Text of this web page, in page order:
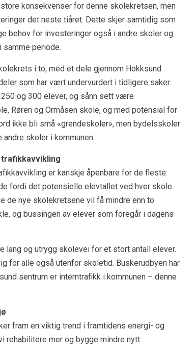
konsekvenser for denne skolekretsen, men
det neste tiåret. Dette skjer samtidig som
behov for investeringer også i andre skoler og
samme periode.
i to, med et dele gjennom Hokksund
som har vært undervurdert i tidligere saker.
og 300 elever, og sånn sett være
Røren og Ormåsen skole, og med potensial for
ikke bli små «grendeskoler», men bydelsskoler
skoler i kommunen.
er kanskje åpenbare for de fleste:
fordi det potensielle elevtallet ved hver skole
de nye skolekretsene vil få mindre enn to
og bussingen av elever som foregår i dagens
og utrygg skolevei for et stort antall elever.
for alle også utenfor skoletid. Buskerudbyen har
sentrum er interntrafikk i kommunen – denne
fram en viktig trend i framtidens energi- og
rehabilitere mer og bygge mindre nytt.